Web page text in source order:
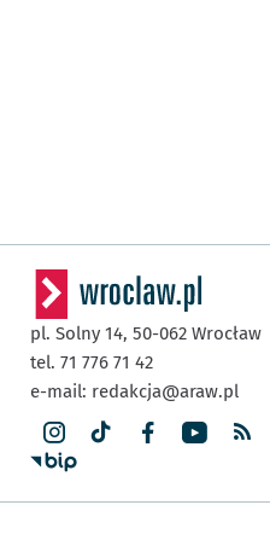
pl. Solny 14, 50-062 Wrocław
tel. 71 776 71 42
e-mail: redakcja@araw.pl